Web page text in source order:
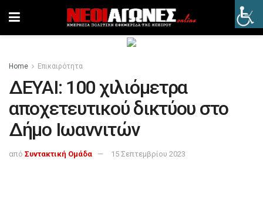
Home Επικαιρότητα
ΔΕΥΑΙ: 100 χιλιόμετρα
αποχετευτικού δικτύου στο
Δήμο Ιωαννιτών
από Συντακτική Ομάδα 15 Σεπτεμβρίου 2023